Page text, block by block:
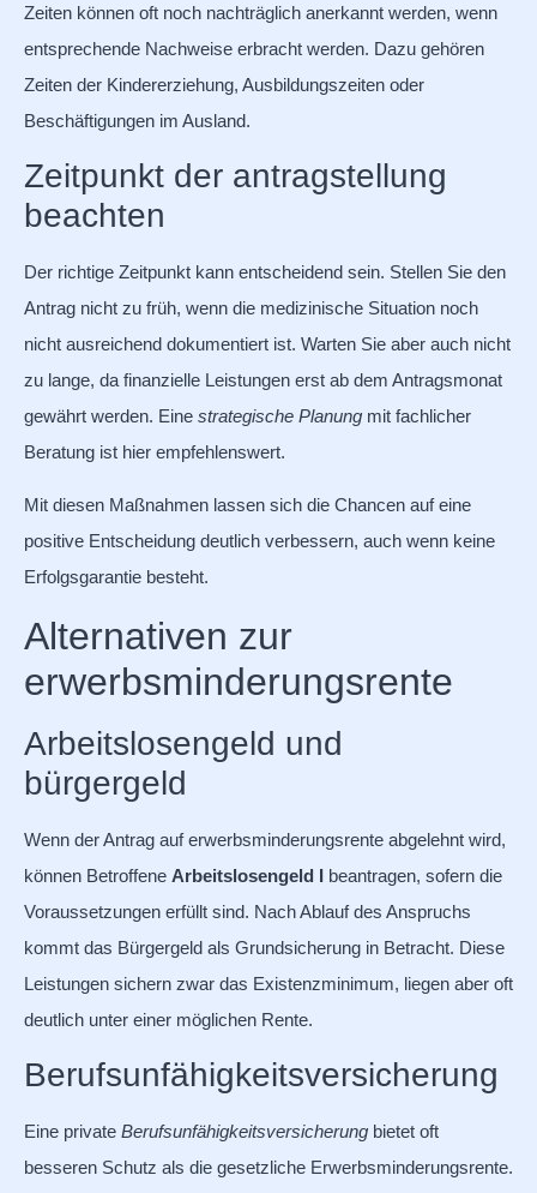
Zeiten können oft noch nachträglich anerkannt werden, wenn
entsprechende Nachweise erbracht werden. Dazu gehören
Zeiten der Kindererziehung, Ausbildungszeiten oder
Beschäftigungen im Ausland.
Zeitpunkt der antragstellung
beachten
Der richtige Zeitpunkt kann entscheidend sein. Stellen Sie den
Antrag nicht zu früh, wenn die medizinische Situation noch
nicht ausreichend dokumentiert ist. Warten Sie aber auch nicht
zu lange, da finanzielle Leistungen erst ab dem Antragsmonat
gewährt werden. Eine strategische Planung mit fachlicher
Beratung ist hier empfehlenswert.
Mit diesen Maßnahmen lassen sich die Chancen auf eine
positive Entscheidung deutlich verbessern, auch wenn keine
Erfolgsgarantie besteht.
Alternativen zur
erwerbsminderungsrente
Arbeitslosengeld und
bürgergeld
Wenn der Antrag auf erwerbsminderungsrente abgelehnt wird,
können Betroffene Arbeitslosengeld I beantragen, sofern die
Voraussetzungen erfüllt sind. Nach Ablauf des Anspruchs
kommt das Bürgergeld als Grundsicherung in Betracht. Diese
Leistungen sichern zwar das Existenzminimum, liegen aber oft
deutlich unter einer möglichen Rente.
Berufsunfähigkeitsversicherung
Eine private Berufsunfähigkeitsversicherung bietet oft
besseren Schutz als die gesetzliche Erwerbsminderungsrente.